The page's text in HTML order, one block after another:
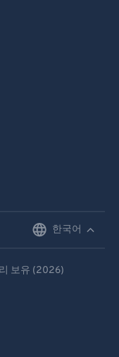
한국어
보유 (2026)